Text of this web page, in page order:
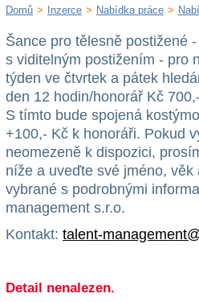
Domů > Inzerce > Nabídka práce >
Šance pro tělesně postižené
s viditelným postižením - pro
týden ve čtvrtek a pátek
den 12 hodin/honorář Kč
S tímto bude spojená
+100,- Kč k honoráři. Pokud
neomezeně k dispozici,
níže a uveďte své jméno,
vybrané s podrobnými
management s.r.o.
Kontakt: talent-
Detail nenalezen.